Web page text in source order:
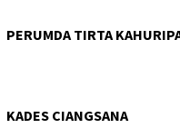
PERUMDA TIRTA
KADES CIANGSANA